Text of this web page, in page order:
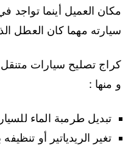
مكان العميل أينما تواجد
سيارته مهما كان العطل
كراج تصليح سيارات
و منها :
تبديل طرمبة الماء
تغير الريدياتير أو